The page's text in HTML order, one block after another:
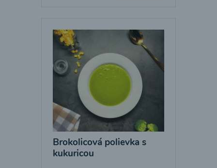
Brokolicová polievka s
kukuricou